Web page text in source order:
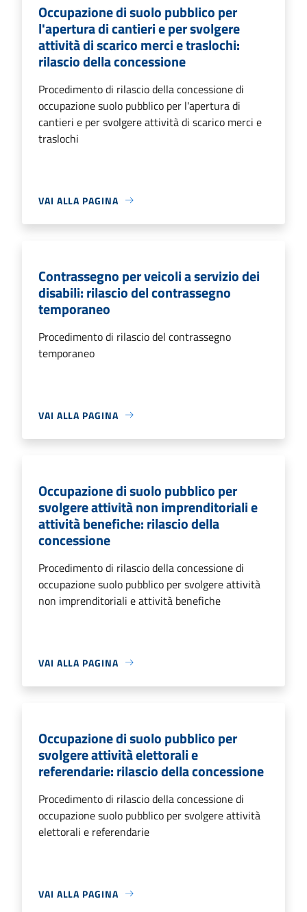
Occupazione di suolo pubblico per
l'apertura di cantieri e per svolgere
attività di scarico merci e traslochi:
rilascio della concessione
Procedimento di rilascio della concessione di
occupazione suolo pubblico per l'apertura di
cantieri e per svolgere attività di scarico merci e
traslochi
VAI ALLA PAGINA
Contrassegno per veicoli a servizio dei
disabili: rilascio del contrassegno
temporaneo
Procedimento di rilascio del contrassegno
temporaneo
VAI ALLA PAGINA
Occupazione di suolo pubblico per
svolgere attività non imprenditoriali e
attività benefiche: rilascio della
concessione
Procedimento di rilascio della concessione di
occupazione suolo pubblico per svolgere attività
non imprenditoriali e attività benefiche
VAI ALLA PAGINA
Occupazione di suolo pubblico per
svolgere attività elettorali e
referendarie: rilascio della concessione
Procedimento di rilascio della concessione di
occupazione suolo pubblico per svolgere attività
elettorali e referendarie
VAI ALLA PAGINA